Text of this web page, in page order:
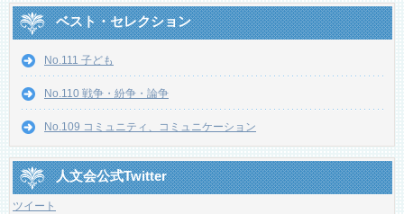
ベスト・セレクション
No.111 子ども
No.110 戦争・紛争・論争
No.109 コミュニティ、コミュニケーション
人文会公式Twitter
ツイート